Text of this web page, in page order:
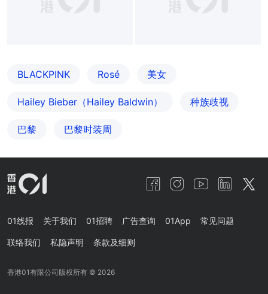
BLACKPINK Rosé 美女
Hailey Bieber（Hailey Baldwin） 种族歧视
巴黎 巴黎时装周
01线报 关于我们 01招聘 广告查询 01App 常见问题
联络我们 私隐声明 条款及细则
香港01有限公司版权所有 © 2026